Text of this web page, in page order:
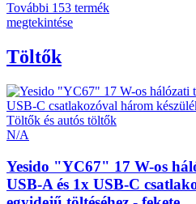
További 153 termék
megtekintése
Töltők
Töltők és autós töltők
N/A
Yesido "YC67" 17 W-os
USB-A és 1x USB-C